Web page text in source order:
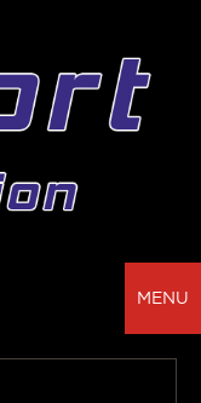
MENU